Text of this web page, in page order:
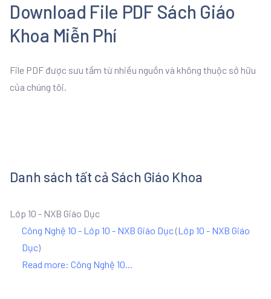
Download File PDF Sách Giáo
Khoa Miễn Phí
File PDF được sưu tầm từ nhiều nguồn và không thuộc sở hữu
của chúng tôi.
Danh sách tất cả Sách Giáo Khoa
Lớp 10 - NXB Giáo Dục
Công Nghệ 10 - Lớp 10 - NXB Giáo Dục(Lớp 10 - NXB Giáo
Dục)
Read more: Công Nghệ 10...